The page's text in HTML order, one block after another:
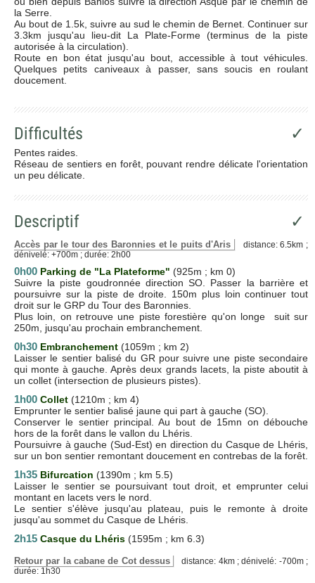
la Serre.
Au bout de 1.5k, suivre au sud le chemin de Bernet. Continuer sur
3.3km jusqu'au lieu-dit La Plate-Forme (terminus de la piste
autorisée à la circulation).
Route en bon état jusqu'au bout, accessible à tout véhicules.
Quelques petits caniveaux à passer, sans soucis en roulant
doucement.
Difficultés ✓
Pentes raides.
Réseau de sentiers en forêt, pouvant rendre délicate l'orientation
un peu délicate.
Descriptif ✓
Accès par le tour des Baronnies et le puits d'Aris
distance: 6.5km ;
dénivelé: +700m ; durée: 2h00
0h00 Parking de "La Plateforme" (925m ; km 0)
Suivre la piste goudronnée direction SO. Passer la barrière et
poursuivre sur la piste de droite. 150m plus loin continuer tout
droit sur le GRP du Tour des Baronnies.
Plus loin, on retrouve une piste forestière qu'on longe suit sur
250m, jusqu'au prochain embranchement.
0h30 Embranchement (1059m ; km 2)
Laisser le sentier balisé du GR pour suivre une piste secondaire
qui monte à gauche. Après deux grands lacets, la piste aboutit à
un collet (intersection de plusieurs pistes).
1h00 Collet (1210m ; km 4)
Emprunter le sentier balisé jaune qui part à gauche (SO).
Conserver le sentier principal. Au bout de 15mn on débouche
hors de la forêt dans le vallon du Lhéris.
Poursuivre à gauche (Sud-Est) en direction du Casque de Lhéris,
sur un bon sentier remontant doucement en contrebas de la forêt.
1h35 Bifurcation (1390m ; km 5.5)
Laisser le sentier se poursuivant tout droit, et emprunter celui
montant en lacets vers le nord.
Le sentier s'élève jusqu'au plateau, puis le remonte à droite
jusqu'au sommet du Casque de Lhéris.
2h15 Casque du Lhéris (1595m ; km 6.3)
Retour par la cabane de Cot dessus
distance: 4km ; dénivelé: -700m ;
durée: 1h30